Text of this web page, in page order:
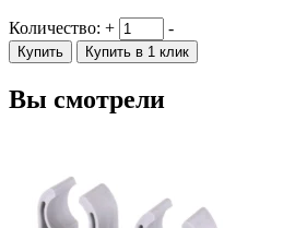
Количество: + -
Купить Купить в 1 клик
Вы смотрели